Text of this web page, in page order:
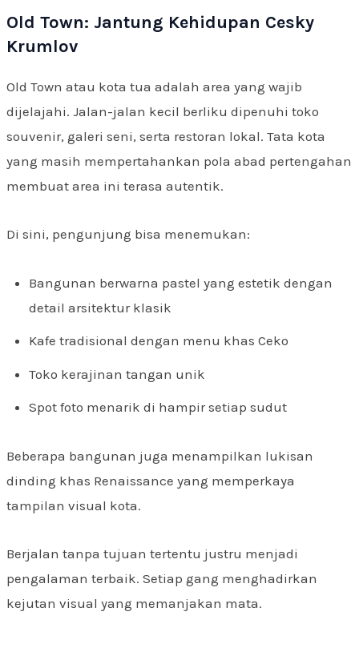
Old Town: Jantung Kehidupan Cesky
Krumlov
Old Town atau kota tua adalah area yang wajib
dijelajahi. Jalan-jalan kecil berliku dipenuhi toko
souvenir, galeri seni, serta restoran lokal. Tata kota
yang masih mempertahankan pola abad pertengahan
membuat area ini terasa autentik.
Di sini, pengunjung bisa menemukan:
Bangunan berwarna pastel yang estetik dengan
detail arsitektur klasik
Kafe tradisional dengan menu khas Ceko
Toko kerajinan tangan unik
Spot foto menarik di hampir setiap sudut
Beberapa bangunan juga menampilkan lukisan
dinding khas Renaissance yang memperkaya
tampilan visual kota.
Berjalan tanpa tujuan tertentu justru menjadi
pengalaman terbaik. Setiap gang menghadirkan
kejutan visual yang memanjakan mata.